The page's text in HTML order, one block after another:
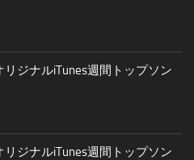
ジナルiTunes週間トップソン
ジナルiTunes週間トップソン